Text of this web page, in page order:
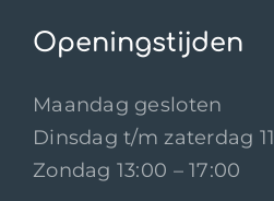
Openingstijden
Maandag gesloten
Dinsdag t/m zaterdag
Zondag 13:00 – 17:00